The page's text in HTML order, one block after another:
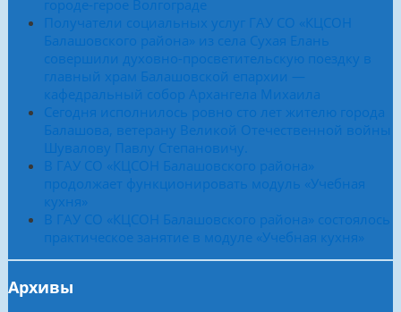
городе-герое Волгограде
Получатели социальных услуг ГАУ СО «КЦСОН
Балашовского района» из села Сухая Елань
совершили духовно-просветительскую поездку в
главный храм Балашовской епархии —
кафедральный собор Архангела Михаила
Сегодня исполнилось ровно сто лет жителю города
Балашова, ветерану Великой Отечественной войны
Шувалову Павлу Степановичу.
В ГАУ СО «КЦСОН Балашовского района»
продолжает функционировать модуль «Учебная
кухня»
В ГАУ СО «КЦСОН Балашовского района» состоялось
практическое занятие в модуле «Учебная кухня»
Архивы